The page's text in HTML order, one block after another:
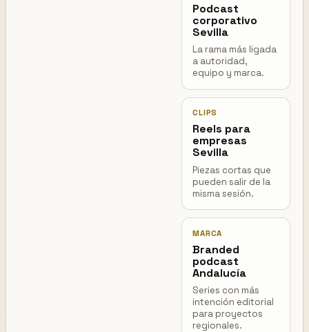
Podcast
corporativo
Sevilla
La rama más ligada
a autoridad,
equipo y marca.
CLIPS
Reels para
empresas
Sevilla
Piezas cortas que
pueden salir de la
misma sesión.
MARCA
Branded
podcast
Andalucía
Series con más
intención editorial
para proyectos
regionales.